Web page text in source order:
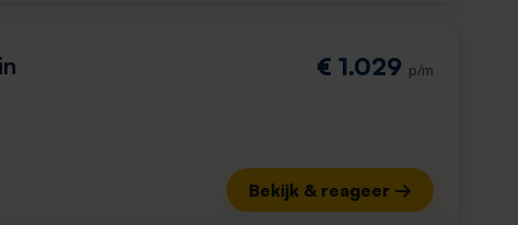
€ 1.029 p/m
Bekijk & reageer →